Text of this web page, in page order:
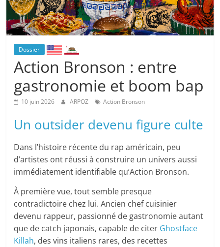
Dossier
Action Bronson : entre
gastronomie et boom bap
10 juin 2026 ARPOZ Action Bronson
Un outsider devenu figure culte
Dans l’histoire récente du rap américain, peu
d’artistes ont réussi à construire un univers aussi
immédiatement identifiable qu’Action Bronson.
À première vue, tout semble presque
contradictoire chez lui. Ancien chef cuisinier
devenu rappeur, passionné de gastronomie autant
que de catch japonais, capable de citer Ghostface
Killah, des vins italiens rares, des recettes